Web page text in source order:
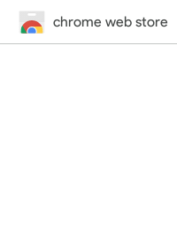
chrome web store